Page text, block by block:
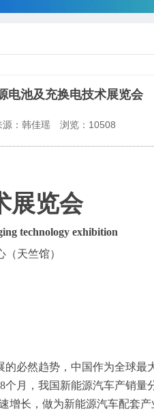
电池及充换电技术展览会
源：韩佳瑶 浏览： 10508
展览会
technology exhibition
（天竺馆）
必然趋势，中国作为全球最
月，我国新能源汽车产销量
增长，做为新能源汽车配套